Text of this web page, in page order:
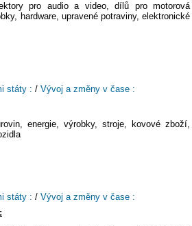
pro audio a video, dílů pro motorová
hardware, upravené potraviny, elektronické
státy : / Vývoj a změny v čase :
energie, výrobky, stroje, kovové zboží,
státy : / Vývoj a změny v čase :